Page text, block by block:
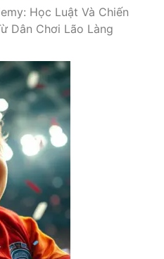
Học Luật Và Chiến
Dân Chơi Lão Làng